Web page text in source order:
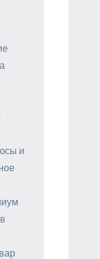
и